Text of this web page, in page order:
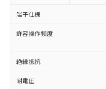
端子仕様
許容操作頻度
絶縁抵抗
耐電圧
本サービス
商品の当社在
(税抜)を提供
当社制御機
本サービス
ことをご了承
調査・確認中：EU
非含有の対応状況
商品です。
非該当品：ライセ
害物質有無と関係
仕入先様の事情に
いたものが、含有
「○」：最大均質
「×」：最大均質材
基準値を超えてい
当社は、こ